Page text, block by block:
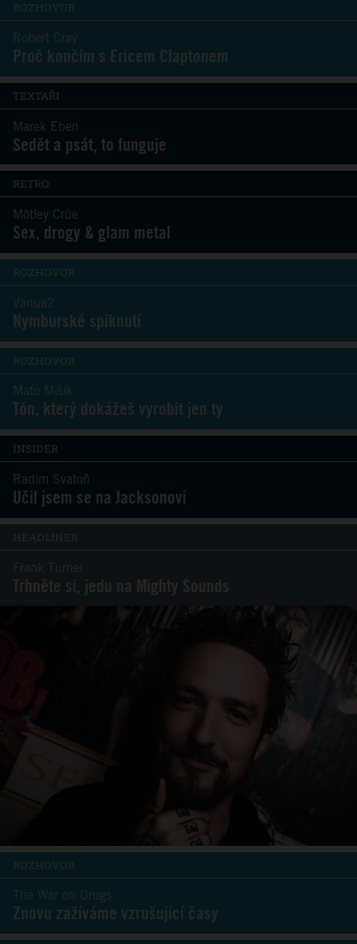
ROZHOVOR
Robert Cray
Proč končím s Ericem Claptonem
TEXTAŘI
Marek Eben
Sedět a psát, to funguje
RETRO
Mötley Crüe
Sex, drogy & glam metal
ROZHOVOR
Vanua2
Nymburské spiknutí
ROZHOVOR
Maťo Mišík
Tón, který dokážeš vyrobit jen ty
INSIDER
Radim Svatoň
Učil jsem se na Jacksonovi
HEADLINER
Frank Turner
Trhněte si, jedu na Mighty Sounds
ROZHOVOR
The War on Drugs
Znovu zažíváme vzrušující časy